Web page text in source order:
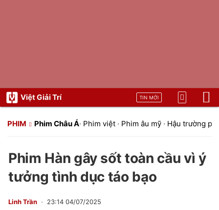
Việt Giải Trí TIN MỚI
PHIM Phim Châu Á· Phim việt · Phim âu mỹ · Hậu trường
Phim Hàn gây sốt toàn cầu vì ý
tưởng tình dục táo bạo
Linh Trần 23:14 04/07/2025